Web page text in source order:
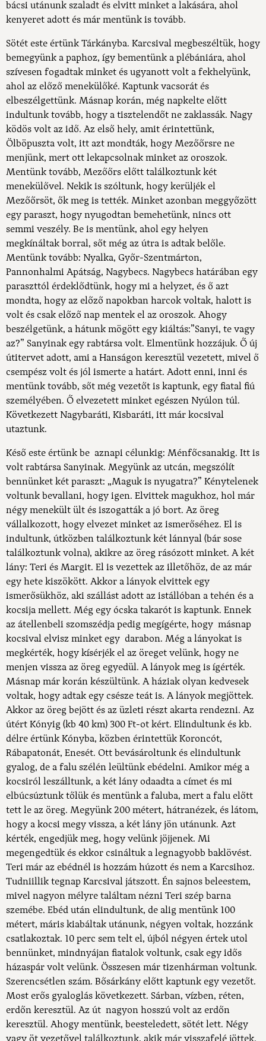
bácsi utánunk szaladt és elvitt minket a lakására, ahol
kenyeret adott és már mentünk is tovább.
Sötét este értünk Tárkányba. Karcsival megbeszéltük, hogy
bemegyünk a paphoz, így bementünk a plébániára, ahol
szívesen fogadtak minket és ugyanott volt a fekhelyünk,
ahol az előző menekülőké. Kaptunk vacsorát és
elbeszélgettünk. Másnap korán, még napkelte előtt
indultunk tovább, hogy a tisztelendőt ne zaklassák. Nagy
ködös volt az idő. Az első hely, amit érintettünk,
Ölböpuszta volt, itt azt mondták, hogy Mezőőrsre ne
menjünk, mert ott lekapcsolnak minket az oroszok.
Mentünk tovább, Mezőőrs előtt találkoztunk két
menekülővel. Nekik is szóltunk, hogy kerüljék el
Mezőőrsöt, ők meg is tették. Minket azonban meggyőzött
egy paraszt, hogy nyugodtan bemehetünk, nincs ott
semmi veszély. Be is mentünk, ahol egy helyen
megkínáltak borral, sőt még az útra is adtak belőle.
Mentünk tovább: Nyalka, Győr-Szentmárton,
Pannonhalmi Apátság, Nagybecs. Nagybecs határában egy
paraszttól érdeklődtünk, hogy mi a helyzet, és ő azt
mondta, hogy az előző napokban harcok voltak, halott is
volt és csak előző nap mentek el az oroszok. Ahogy
beszélgetünk, a hátunk mögött egy kiáltás:”Sanyi, te vagy
az?” Sanyinak egy rabtársa volt. Elmentünk hozzájuk. Ő új
útitervet adott, ami a Hanságon keresztül vezetett, mivel ő
csempész volt és jól ismerte a határt. Adott enni, inni és
mentünk tovább, sőt még vezetőt is kaptunk, egy fiatal fiú
személyében. Ő elvezetett minket egészen Nyúlon túl.
Következett Nagybaráti, Kisbaráti, itt már kocsival
utaztunk.
Késő este értünk be aznapi célunkig: Ménfőcsanakig. Itt is
volt rabtársa Sanyinak. Megyünk az utcán, megszólít
bennünket két paraszt: „Maguk is nyugatra?” Kénytelenek
voltunk bevallani, hogy igen. Elvittek magukhoz, hol már
négy menekült ült és iszogatták a jó bort. Az öreg
vállalkozott, hogy elvezet minket az ismerőséhez. El is
indultunk, útközben találkoztunk két lánnyal (bár sose
találkoztunk volna), akikre az öreg rásózott minket. A két
lány: Teri és Margit. El is vezettek az illetőhöz, de az már
egy hete kiszökött. Akkor a lányok elvittek egy
ismerősükhöz, aki szállást adott az istállóban a tehén és a
kocsija mellett. Még egy ócska takarót is kaptunk. Ennek
az átellenbeli szomszédja pedig megígérte, hogy másnap
kocsival elvisz minket egy darabon. Még a lányokat is
megkérték, hogy kísérjék el az öreget velünk, hogy ne
menjen vissza az öreg egyedül. A lányok meg is ígérték.
Másnap már korán készültünk. A háziak olyan kedvesek
voltak, hogy adtak egy csésze teát is. A lányok megjöttek.
Akkor az öreg bejött és az üzleti részt akarta rendezni. Az
útért Kónyig (kb 40 km) 300 Ft-ot kért. Elindultunk és kb.
délre értünk Kónyba, közben érintettük Koroncót,
Rábapatonát, Enesét. Ott bevásároltunk és elindultunk
gyalog, de a falu szélén leültünk ebédelni. Amikor még a
kocsiról leszálltunk, a két lány odaadta a címet és mi
elbúcsúztunk tőlük és mentünk a faluba, mert a falu előtt
tett le az öreg. Megyünk 200 métert, hátranézek, és látom,
hogy a kocsi megy vissza, a két lány jön utánunk. Azt
kérték, engedjük meg, hogy velünk jöjjenek. Mi
megengedtük és ekkor csináltuk a legnagyobb baklövést.
Teri már az ebédnél is hozzám húzott és nem a Karcsihoz.
Tudniillik tegnap Karcsival játszott. Én sajnos beleestem,
mivel nagyon mélyre találtam nézni Teri szép barna
szemébe. Ebéd után elindultunk, de alig mentünk 100
métert, máris kiabáltak utánunk, négyen voltak, hozzánk
csatlakoztak. 10 perc sem telt el, újból négyen értek utol
bennünket, mindnyájan fiatalok voltunk, csak egy idős
házaspár volt velünk. Összesen már tizenhárman voltunk.
Szerencsétlen szám. Bősárkány előtt kaptunk egy vezetőt.
Most erős gyaloglás következett. Sárban, vízben, réten,
erdőn keresztül. Az út nagyon hosszú volt az erdőn
keresztül. Ahogy mentünk, beesteledett, sötét lett. Négy
vagy öt vezetővel találkoztunk, akik már visszafelé jöttek.